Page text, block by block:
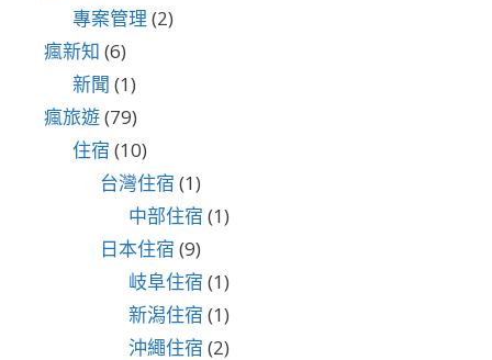
專案管理 (2)
瘋新知 (6)
新聞 (1)
瘋旅遊(79)
住宿 (10)
台灣住宿 (1)
中部住宿 (1)
日本住宿 (9)
岐阜住宿 (1)
新潟住宿 (1)
沖繩住宿 (2)